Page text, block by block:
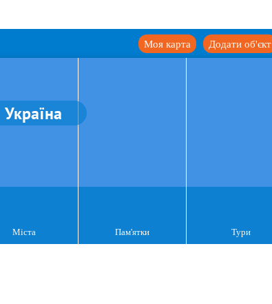
Додати об'єкт
Моя карта
Україна
Міста Пам'ятки Тури